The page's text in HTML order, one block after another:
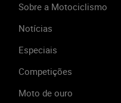
Sobre a Motociclismo
Notícias
Especiais
Competições
Moto de ouro